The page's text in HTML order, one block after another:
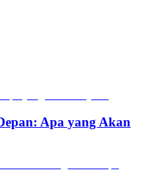
Apa yang Akan